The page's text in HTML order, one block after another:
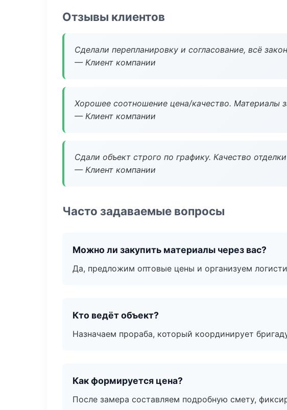
Отзывы клиентов
Сделали перепланировку и согласование, всё
— Клиент компании
Хорошее соотношение цена/качество. Материалы
— Клиент компании
Сдали объект строго по графику. Качество
— Клиент компании
Часто задаваемые вопросы
Можно ли закупить материалы через вас?
Да, предложим оптовые цены и организуем
Кто ведёт объект?
Назначаем прораба, который координирует
Как формируется цена?
После замера составляем подробную смету,